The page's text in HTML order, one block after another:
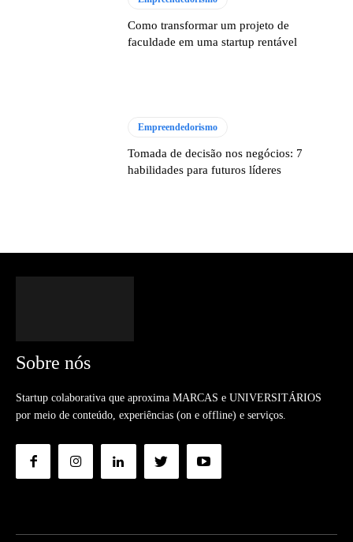
Como transformar um projeto de
faculdade em uma startup rentável
Empreendedorismo
Tomada de decisão nos negócios: 7
habilidades para futuros líderes
Sobre nós
Startup colaborativa que aproxima MARCAS e UNIVERSITÁRIOS
por meio de conteúdo, experiências (on e offline) e serviços.